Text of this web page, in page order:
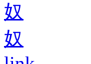
奴
奴